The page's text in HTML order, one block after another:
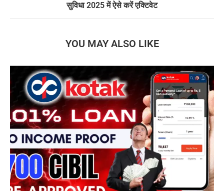
सुविधा 2025 में ऐसे करें एक्टिवेट
YOU MAY ALSO LIKE